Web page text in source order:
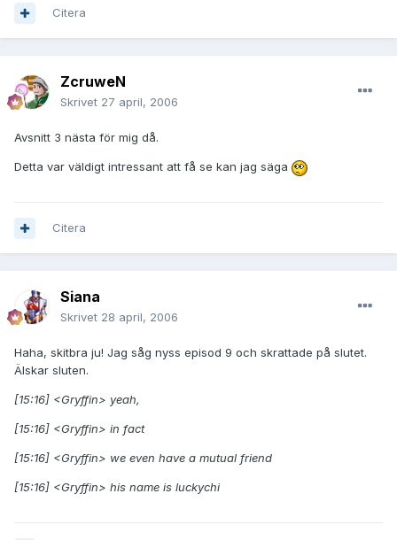
Citera
ZcruweN
Skrivet 27 april, 2006
Avsnitt 3 nästa för mig då.
Detta var väldigt intressant att få se kan jag säga
Citera
Siana
Skrivet 28 april, 2006
Haha, skitbra ju! Jag såg nyss episod 9 och skrattade på slutet.
Älskar sluten.
[15:16] <Gryffin> yeah,
[15:16] <Gryffin> in fact
[15:16] <Gryffin> we even have a mutual friend
[15:16] <Gryffin> his name is luckychi